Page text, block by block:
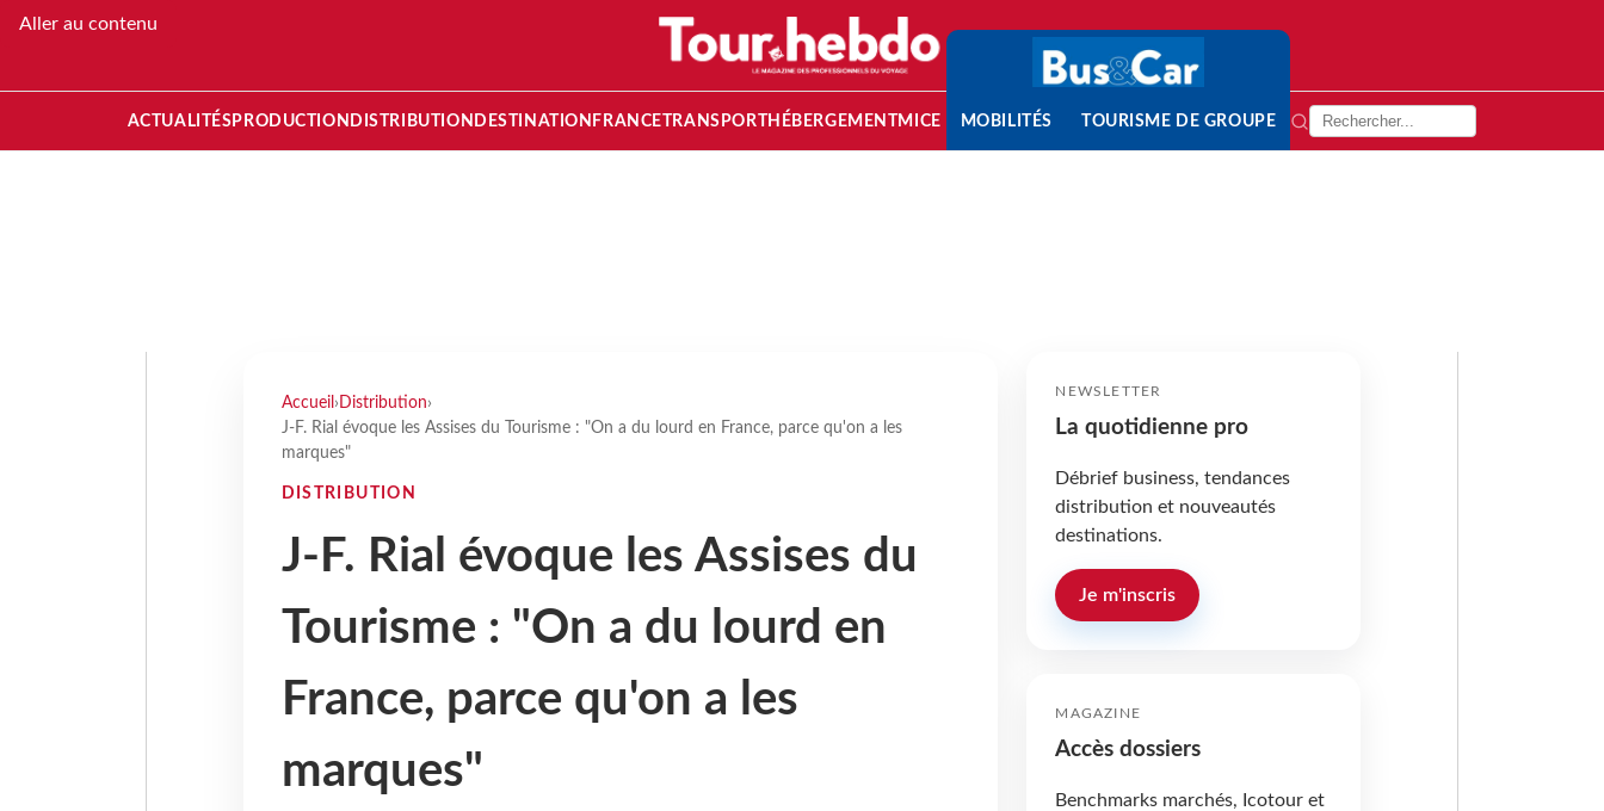
Aller au contenu
ACTUALITÉS PRODUCTION DISTRIBUTION DESTINATION FRANCETRANSPORT HÉBERGEMENTMICE MOBILITÉS TOURISME DE GROUPE
Accueil › Distribution›
J-F. Rial évoque les Assises du Tourisme : "On a du lourd en France, parce qu'on a les
marques"
DISTRIBUTION
J-F. Rial évoque les Assises du
Tourisme : "On a du lourd en
France, parce qu'on a les
marques"
NEWSLETTER
La quotidienne pro
Débrief business, tendances
distribution et nouveautés
destinations.
Je m'inscris
MAGAZINE
Accès dossiers
Benchmarks marchés, Icotour et